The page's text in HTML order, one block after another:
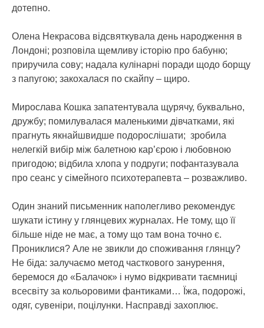
дотепно.
Олена Некрасова відсвяткувала день народження в
Лондоні; розповіла щемливу історію про бабуню;
приручила сову; надала кулінарні поради щодо борщу
з папугою; закохалася по скайпу – щиро.
Мирослава Кошка запатентувала щурячу, буквально,
дружбу; помилувалася маленькими дівчатками, які
прагнуть якнайшвидше подорослішати; зробила
нелегкій вибір між балетною кар’єрою і любовною
пригодою; відбила хлопа у подруги; пофантазувала
про сеанс у сімейного психотерапевта – розважливо.
Один знаний письменник наполегливо рекомендує
шукати істину у глянцевих журналах. Не тому, що її
більше ніде не має, а тому що там вона точно є.
Прониклися? Але не звикли до споживання глянцу?
Не біда: залучаємо метод часткового занурення,
беремося до «Балачок» і нумо відкривати таємниці
всесвіту за кольоровими фантиками… Їжа, подорожі,
одяг, сувеніри, поцілунки. Насправді захоплює.